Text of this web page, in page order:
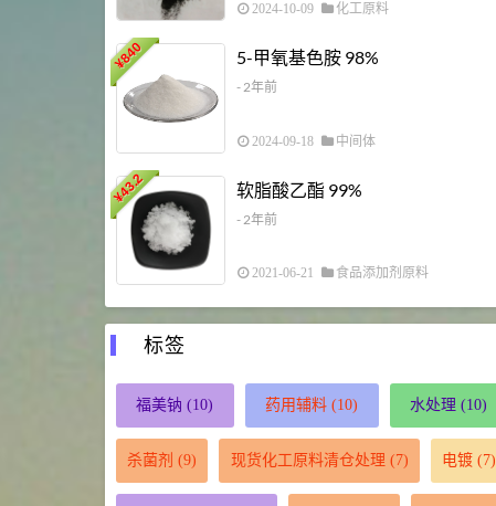
2024-10-09 化工原料
¥
840 5-甲氧基色胺 98%
- 2年前
2024-09-18 中间体
¥
43.2 软脂酸乙酯 99%
- 2年前
2021-06-21 食品添加剂原料
标签
福美钠 (10) 药用辅料 (10) 水处理 (10)
杀菌剂 (9) 现货化工原料清仓处理 (7) 电镀 (7)